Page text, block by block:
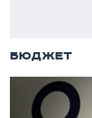
ВОЛЕЙБОЛ
НОВОСТИ
ИСТОРИЯ
СПИСОК ПЕРСОН
ПОЛНАЯ ВЕРСИЯ
БЮДЖЕТ